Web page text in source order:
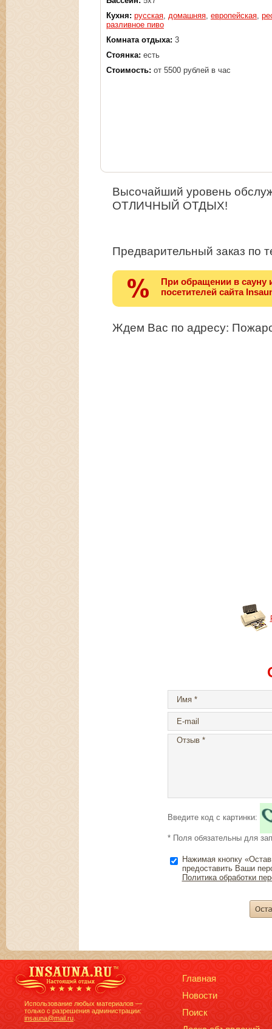
Кухня: русская, домашняя, европейская,
разливное пиво
Комната отдыха: 3
Стоянка: есть
Стоимость: от 5500 рублей в час
Высочайший уровень
ОТЛИЧНЫЙ ОТДЫХ!
Предварительный заказ по
При обращении в сауну
посетителей сайта
Ждем Вас по адресу:
Введите код с картинки:
* Поля обязательны для
Нажимая кнопку
предоставить Ваши
Политика обработки
Использование любых материалов —
только с разрешения администрации:
insauna@mail.ru
Главная
Новости
Поиск